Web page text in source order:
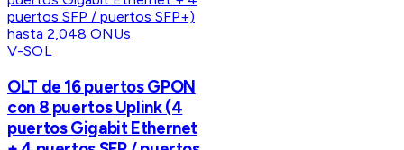
V-SOL
OLT de 16 puertos GPON
con 8 puertos Uplink (4
puertos Gigabit Ethernet